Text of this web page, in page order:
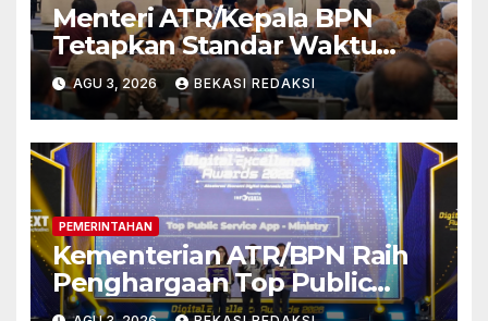
Menteri ATR/Kepala BPN
Tetapkan Standar Waktu
Layanan untuk Pengukuran
Tanah dan Peralihan Hak
AGU 3, 2026 BEKASI REDAKSI
PEMERINTAHAN
Kementerian ATR/BPN Raih
Penghargaan Top Public
Service App Lewat Aplikasi